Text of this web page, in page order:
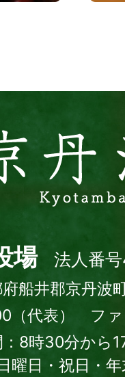
場 法人番
船井郡京丹波
（代表） フ
：8時30分から
曜日・祝日・